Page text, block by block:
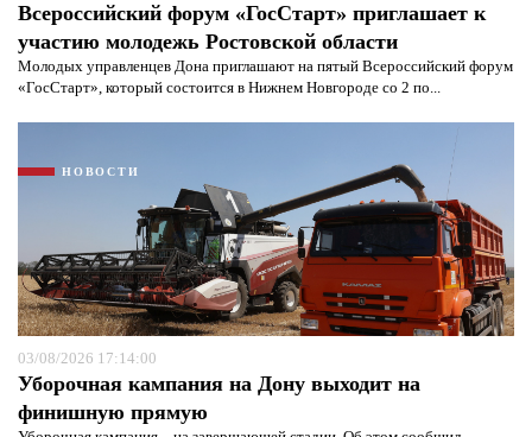
Всероссийский форум «ГосСтарт» приглашает к
участию молодежь Ростовской области
Молодых управленцев Дона приглашают на пятый Всероссийский форум
«ГосСтарт», который состоится в Нижнем Новгороде со 2 по...
НОВОСТИ
03/08/2026 17:14:00
Уборочная кампания на Дону выходит на
финишную прямую